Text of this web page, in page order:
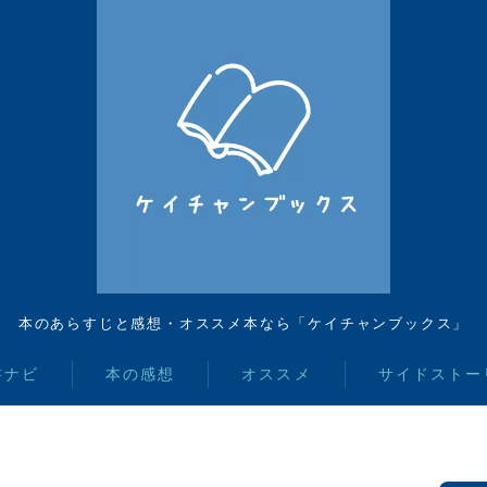
本のあらすじと感想・オススメ本なら「ケイチャンブックス」
ビ 本の感想 オススメ サイドストー